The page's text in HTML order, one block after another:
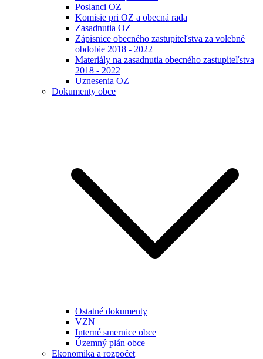
Poslanci OZ
Komisie pri OZ a obecná rada
Zasadnutia OZ
Zápisnice obecného zastupiteľstva za volebné
obdobie 2018 - 2022
Materiály na zasadnutia obecného zastupiteľstva
2018 - 2022
Uznesenia OZ
Dokumenty obce
Ostatné dokumenty
VZN
Interné smernice obce
Územný plán obce
Ekonomika a rozpočet